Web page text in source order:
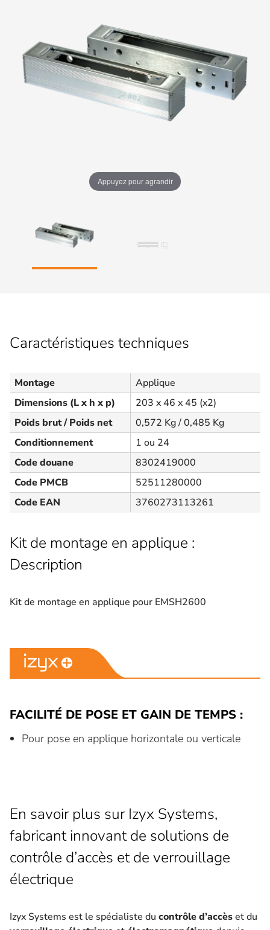
Appuyez pour agrandir
Caractéristiques techniques
Montage
Applique
Dimensions (L x h x p)
203 x 46 x 45 (x2)
Poids brut / Poids net
0,572 Kg / 0,485 Kg
Conditionnement
1 ou 24
Code douane
8302419000
Code PMCB
52511280000
Code EAN
3760273113261
Kit de montage en applique :
Description
Kit de montage en applique pour EMSH2600
FACILITÉ DE POSE ET GAIN DE TEMPS :
Pour pose en applique horizontale ou verticale
En savoir plus sur Izyx Systems,
fabricant innovant de solutions de
contrôle d’accès et de verrouillage
électrique
Izyx Systems est le spécialiste du contrôle d’accèset du